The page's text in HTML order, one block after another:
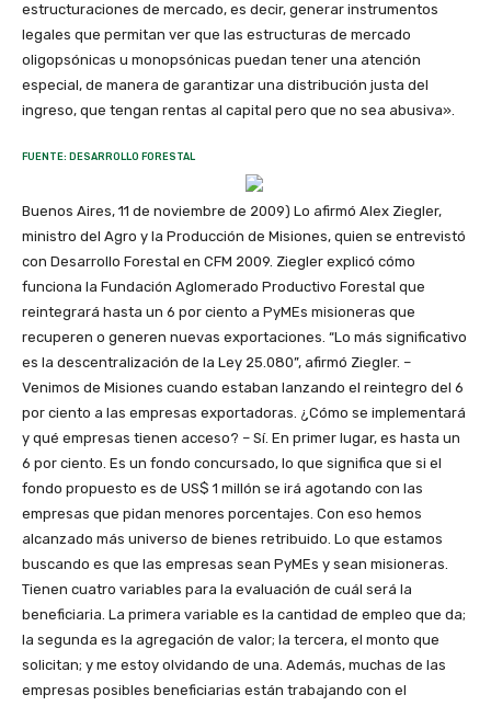
estructuraciones de mercado, es decir, generar instrumentos
legales que permitan ver que las estructuras de mercado
oligopsónicas u monopsónicas puedan tener una atención
especial, de manera de garantizar una distribución justa del
ingreso, que tengan rentas al capital pero que no sea abusiva».
FUENTE: DESARROLLO FORESTAL
Buenos Aires, 11 de noviembre de 2009) Lo afirmó Alex Ziegler,
ministro del Agro y la Producción de Misiones, quien se entrevistó
con Desarrollo Forestal en CFM 2009. Ziegler explicó cómo
funciona la Fundación Aglomerado Productivo Forestal que
reintegrará hasta un 6 por ciento a PyMEs misioneras que
recuperen o generen nuevas exportaciones. “Lo más significativo
es la descentralización de la Ley 25.080”, afirmó Ziegler. –
Venimos de Misiones cuando estaban lanzando el reintegro del 6
por ciento a las empresas exportadoras. ¿Cómo se implementará
y qué empresas tienen acceso? – Sí. En primer lugar, es hasta un
6 por ciento. Es un fondo concursado, lo que significa que si el
fondo propuesto es de US$ 1 millón se irá agotando con las
empresas que pidan menores porcentajes. Con eso hemos
alcanzado más universo de bienes retribuido. Lo que estamos
buscando es que las empresas sean PyMEs y sean misioneras.
Tienen cuatro variables para la evaluación de cuál será la
beneficiaria. La primera variable es la cantidad de empleo que da;
la segunda es la agregación de valor; la tercera, el monto que
solicitan; y me estoy olvidando de una. Además, muchas de las
empresas posibles beneficiarias están trabajando con el